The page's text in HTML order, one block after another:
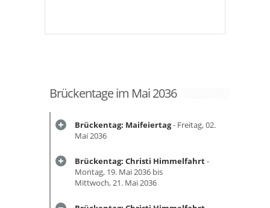
Brückentage im Mai 2036
Brückentag: Maifeiertag- Freitag, 02.
Mai 2036
Brückentag: Christi Himmelfahrt-
Montag, 19. Mai 2036 bis
Mittwoch, 21. Mai 2036